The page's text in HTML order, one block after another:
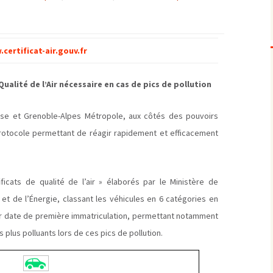
modes de conservation
Changements climatiques
Contaminations chimiques
cancérigène / mutagène
perturbateurs endocriniens
PFAS
recyclage
traitements
Décisions politiques et juridiques
européenne
internationale
mers et océans
renouvelables / transition
Études scientifiques
épidémiologique
rapport économique
surveillance sanitaire
Jurisprudence
Logement
Modes de comportement
Petite enfance
air.gouv.fr
de l’Air nécessaire en cas de pics de pollution
et Grenoble-Alpes Métropole, aux côtés des pouvoirs
permettant de réagir rapidement et efficacement
de qualité de l’air » élaborés par le Ministère de
de l’Énergie, classant les véhicules en 6 catégories en
de première immatriculation, permettant notamment
plus polluants lors de ces pics de pollution.